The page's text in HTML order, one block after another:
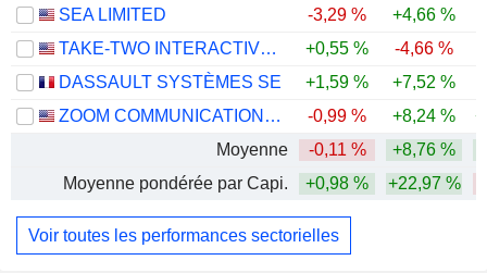
SEA LIMITED
-3,29 % +4,66 %
TAKE-TWO INTERACTIVE SOFTWARE, INC.
+0,55 % -4,66 %
DASSAULT SYSTÈMES SE
+1,59 % +7,52 %
ZOOM COMMUNICATIONS, INC.
-0,99 % +8,24 %
Moyenne
-0,11 % +8,76 %
Moyenne pondérée par Capi.
+0,98 % +22,97 %
Voir toutes les performances sectorielles